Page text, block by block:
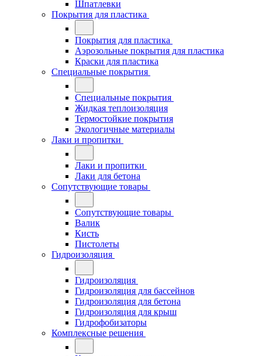
Шпатлевки
Покрытия для пластика
Покрытия для пластика
Аэрозольные покрытия для пластика
Краски для пластика
Специальные покрытия
Специальные покрытия
Жидкая теплоизоляция
Термостойкие покрытия
Экологичные материалы
Лаки и пропитки
Лаки и пропитки
Лаки для бетона
Сопутствующие товары
Сопутствующие товары
Валик
Кисть
Пистолеты
Гидроизоляция
Гидроизоляция
Гидроизоляция для бассейнов
Гидроизоляция для бетона
Гидроизоляция для крыш
Гидрофобизаторы
Комплексные решения